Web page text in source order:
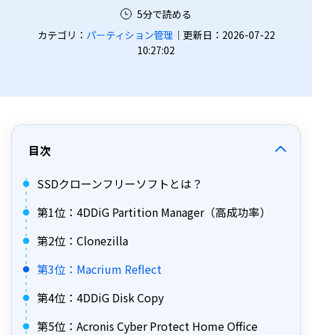
5分で読める
カテゴリ： パーティション管理 ｜更新日：2026-07-22
10:27:02
目次
SSDクローンフリーソフトとは？
第1位：4DDiG Partition Manager（高成功率）
第2位：Clonezilla
第3位：Macrium Reflect
第4位：4DDiG Disk Copy
第5位：Acronis Cyber Protect Home Office